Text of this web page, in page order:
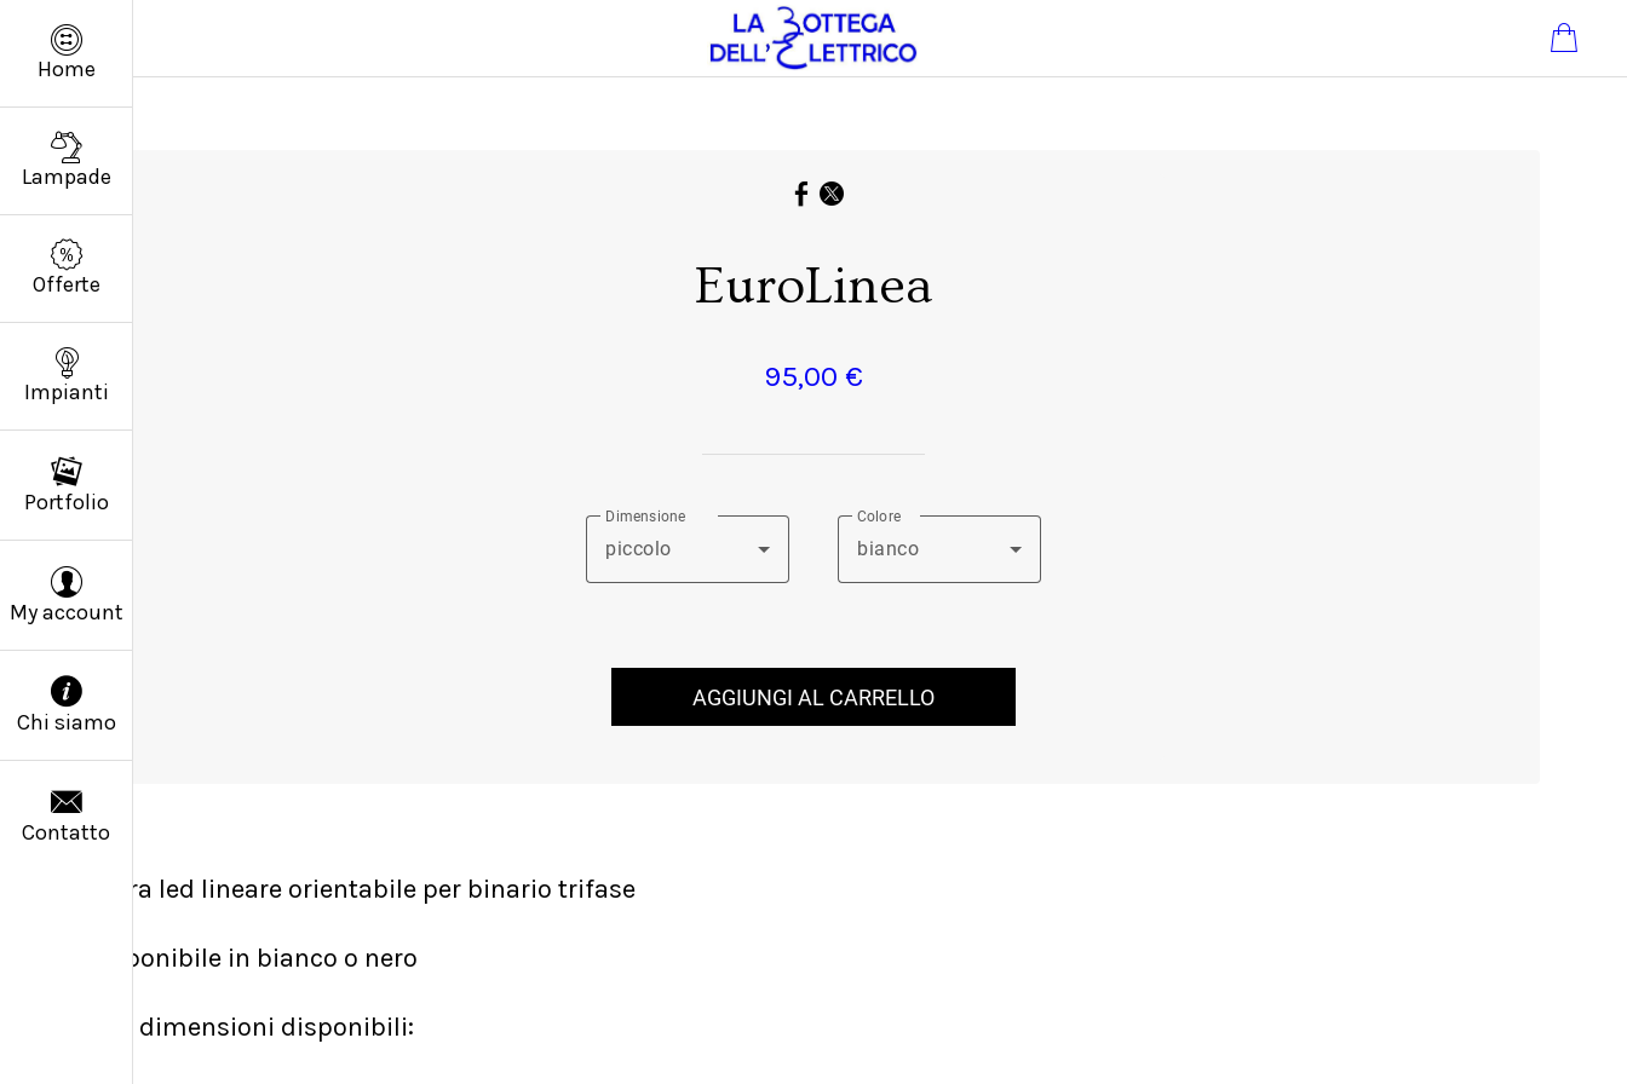
Home
Lampade
Offerte
Impianti
Portfolio
My account
Chi siamo
Contatto
EuroLinea
95,00 €
Dimensione
piccolo
Colore
bianco
AGGIUNGI AL CARRELLO
Barra led lineare orientabile per binario trifase
Disponibile in bianco o nero
Due dimensioni disponibili: